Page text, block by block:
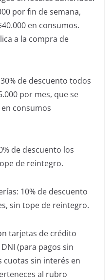
por fin de semana,
en consumos.
a la compra de
de descuento todos
por mes, que se
consumos
de descuento los
de reintegro.
10% de descuento
sin tope de reintegro.
tarjetas de crédito
(para pagos sin
cuotas sin interés en
al rubro